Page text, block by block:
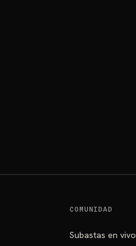
COMUNIDAD
Subastas en vivo